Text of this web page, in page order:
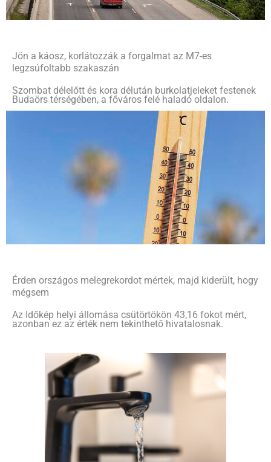
Jön a káosz, korlátozzák a forgalmat az M7-es
legzsúfoltabb szakaszán
Szombat délelőtt és kora délután burkolatjeleket festenek
Budaörs térségében, a főváros felé haladó oldalon.
Érden országos melegrekordot mértek, majd kiderült, hogy
mégsem
Az Időkép helyi állomása csütörtökön 43,16 fokot mért,
azonban ez az érték nem tekinthető hivatalosnak.